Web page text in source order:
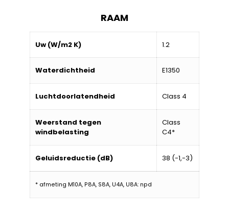
RAAM
Uw (W/m2 K) 1.2
Waterdichtheid E1350
Luchtdoorlatendheid Class 4
Weerstand tegen
windbelasting
Class
C4*
Geluidsreductie (dB) 38 (-1,-3)
* afmeting M10A, P8A, S8A, U4A, U8A: npd